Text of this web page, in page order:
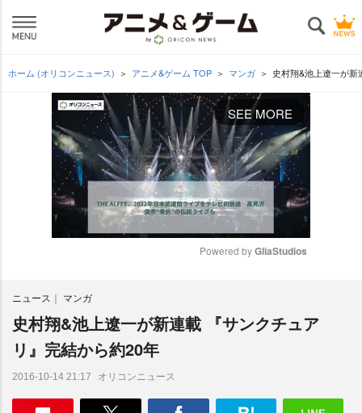
ホーム (オリコンニュース) アニメ&ゲーム TOP マンガ 史村翔&池上遼一が
SEE MORE
e
Powered by GliaStudios
ニュース マンガ
史村翔&池上遼一が新連載 『サンクチュア
リ』完結から約20年
2016-10-14 21:17 オリコンニュース